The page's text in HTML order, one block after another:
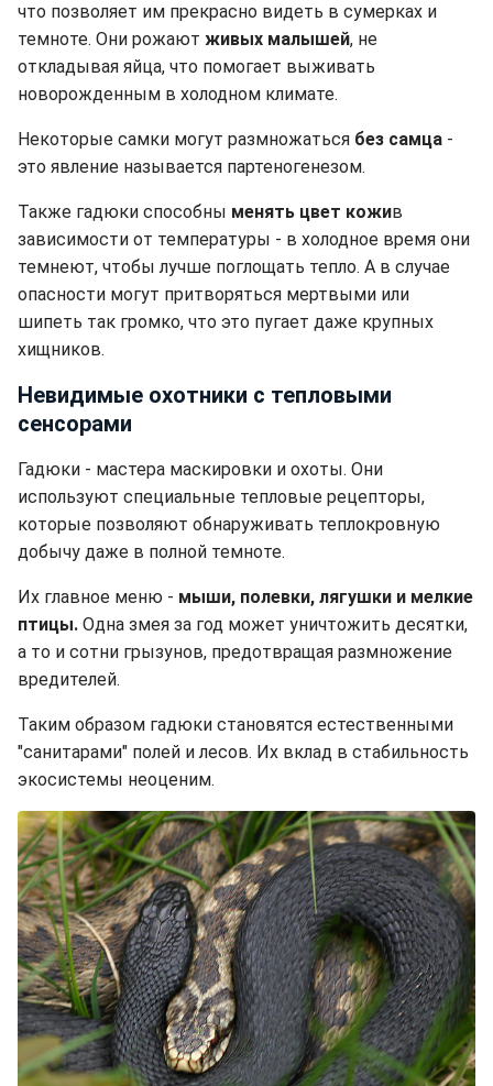
что позволяет им прекрасно видеть в сумерках и
темноте. Они рожают живых малышей, не
откладывая яйца, что помогает выживать
новорожденным в холодном климате.
Некоторые самки могут размножаться без самца -
это явление называется партеногенезом.
Также гадюки способны менять цвет кожив
зависимости от температуры - в холодное время они
темнеют, чтобы лучше поглощать тепло. А в случае
опасности могут притворяться мертвыми или
шипеть так громко, что это пугает даже крупных
хищников.
Невидимые охотники с тепловыми
сенсорами
Гадюки - мастера маскировки и охоты. Они
используют специальные тепловые рецепторы,
которые позволяют обнаруживать теплокровную
добычу даже в полной темноте.
Их главное меню - мыши, полевки, лягушки и мелкие
птицы. Одна змея за год может уничтожить десятки,
а то и сотни грызунов, предотвращая размножение
вредителей.
Таким образом гадюки становятся естественными
"санитарами" полей и лесов. Их вклад в стабильность
экосистемы неоценим.